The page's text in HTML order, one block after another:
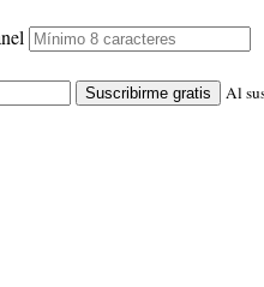
Suscribirme gratis
Al